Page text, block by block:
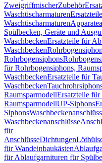
ZweigriffmischerZubehör
Waschtischarmaturen
Waschtischarmaturen
Spülbecken, Geräte und
WaschbeckenErsatzteile für
Waschbecken
Rohrbogensiphons
für Rohrbogensiphons,
WaschbeckenErsatzteile für
Waschbecken
RaumsparmodellErsatzteile für
RaumsparmodellUP-Siphons
Siphons
Waschbeckenanschlüsse
für
AnschlüsseDichtungen
für Wandeinbaukästen
für Ablaufgarnituren für